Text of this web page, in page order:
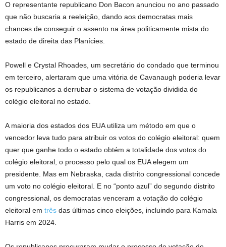
O representante republicano Don Bacon anunciou no ano passado
que não buscaria a reeleição, dando aos democratas mais
chances de conseguir o assento na área politicamente mista do
estado de direita das Planícies.
Powell e Crystal Rhoades, um secretário do condado que terminou
em terceiro, alertaram que uma vitória de Cavanaugh poderia levar
os republicanos a derrubar o sistema de votação dividida do
colégio eleitoral no estado.
A maioria dos estados dos EUA utiliza um método em que o
vencedor leva tudo para atribuir os votos do colégio eleitoral: quem
quer que ganhe todo o estado obtém a totalidade dos votos do
colégio eleitoral, o processo pelo qual os EUA elegem um
presidente. Mas em Nebraska, cada distrito congressional concede
um voto no colégio eleitoral. E no “ponto azul” do segundo distrito
congressional, os democratas venceram a votação do colégio
eleitoral em três das últimas cinco eleições, incluindo para Kamala
Harris em 2024.